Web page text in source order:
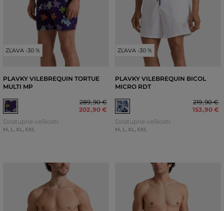
ZĽAVA -30 %
PLAVKY VILEBREQUIN TORTUE
MULTI MP
289,90 €
202,90 €
Dostupné veľkosti:
M L XL XXL
ZĽAVA -30 %
PLAVKY VILEBREQUIN BICOL
MICRO RDT
219,90 €
153,90 €
Dostupné veľkosti:
M L XL XXL